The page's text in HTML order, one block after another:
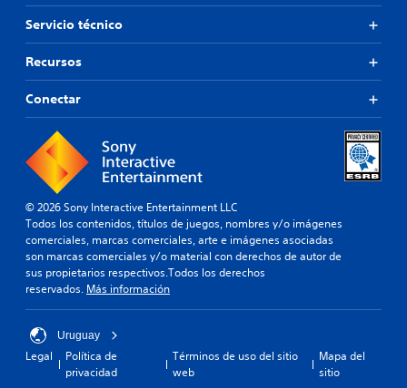
Servicio técnico
Recursos
Conectar
© 2026 Sony Interactive Entertainment LLC
Todos los contenidos, títulos de juegos, nombres y/o imágenes
comerciales, marcas comerciales, arte e imágenes asociadas
son marcas comerciales y/o material con derechos de autor de
sus propietarios respectivos.Todos los derechos
reservados. Más información
Uruguay
Legal
Política de
privacidad
Términos de uso del sitio
web
Mapa del
sitio